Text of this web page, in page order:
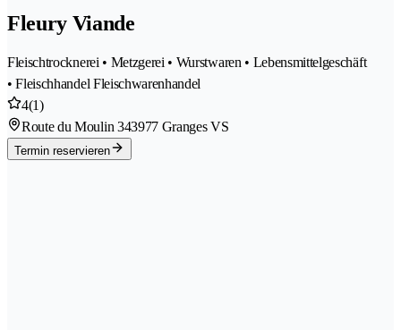
Fleury Viande
Fleischtrocknerei • Metzgerei • Wurstwaren • Lebensmittelgeschäft
• Fleischhandel Fleischwarenhandel
4(1)
Route du Moulin 343977 Granges VS
Termin reservieren